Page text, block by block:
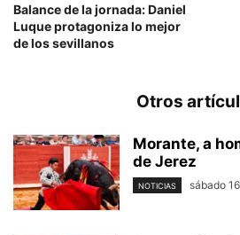
Balance de la jornada: Daniel
Luque protagoniza lo mejor
de los sevillanos
Otros
Morante, a
de Jerez
NOTICIAS sábado